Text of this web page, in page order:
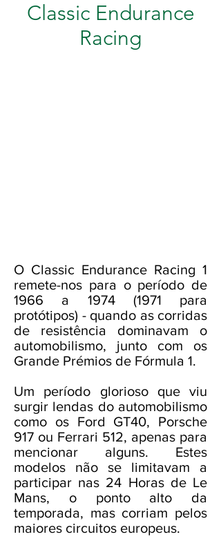
Classic Endurance
Racing
O Classic Endurance Racing 1
remete-nos para o período de
1966 a 1974 (1971 para
protótipos) - quando as corridas
de resistência dominavam o
automobilismo, junto com os
Grande Prémios de Fórmula 1.
Um período glorioso que viu
surgir lendas do automobilismo
como os Ford GT40, Porsche
917 ou Ferrari 512, apenas para
mencionar alguns. Estes
modelos não se limitavam a
participar nas 24 Horas de Le
Mans, o ponto alto da
temporada, mas corriam pelos
maiores circuitos europeus.